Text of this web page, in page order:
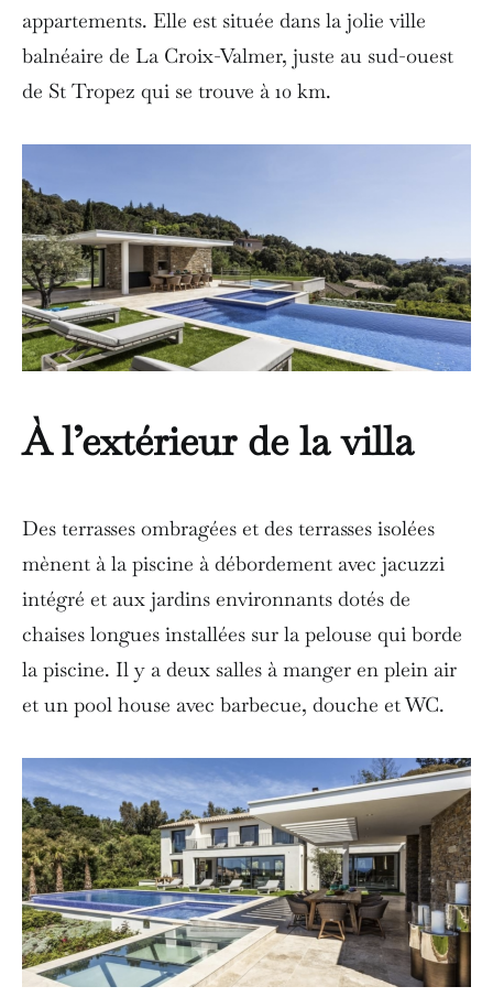
appartements. Elle est située dans la jolie ville
balnéaire de La Croix-Valmer, juste au sud-ouest
de St Tropez qui se trouve à 10 km.
À l’extérieur de la villa
Des terrasses ombragées et des terrasses isolées
mènent à la piscine à débordement avec jacuzzi
intégré et aux jardins environnants dotés de
chaises longues installées sur la pelouse qui borde
la piscine. Il y a deux salles à manger en plein air
et un pool house avec barbecue, douche et WC.